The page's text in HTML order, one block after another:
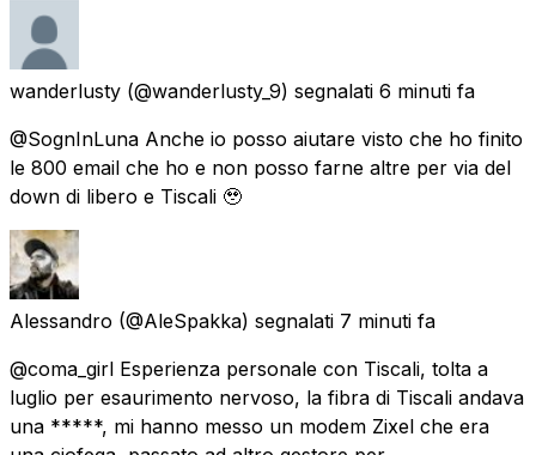
wanderlusty (@wanderlusty_9) segnalati 6 minuti fa
@SognInLuna Anche io posso aiutare visto che ho finito
le 800 email che ho e non posso farne altre per via del
down di libero e Tiscali 🥹
Alessandro (@AleSpakka) segnalati 7 minuti fa
@coma_girl Esperienza personale con Tiscali, tolta a
luglio per esaurimento nervoso, la fibra di Tiscali andava
una *****, mi hanno messo un modem Zixel che era